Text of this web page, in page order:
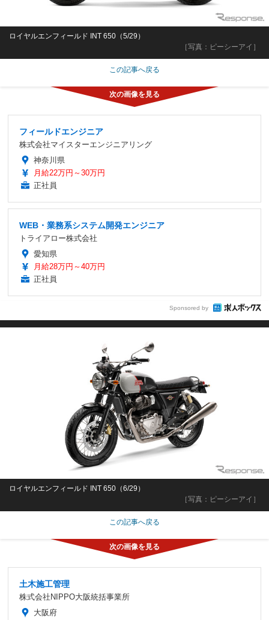
［写真：ピーシーアイ］
ロイヤルエンフィールド INT 650（5/29）
この記事へ戻る
フィールドエンジニア
株式会社マイスターエンジニアリング
神奈川県
月給22万円～30万円
正社員
WEB・業務系システム開発エンジニア
トライアロー株式会社
愛知県
月給28万円～40万円
正社員
Sponsored by
［写真：ピーシーアイ］
ロイヤルエンフィールド INT 650（6/29）
この記事へ戻る
土木施工管理
株式会社NIPPO大阪統括事業所
大阪府